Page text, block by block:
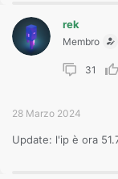
rek
Membro
31
28 Marzo 2024
Update: l'ip è ora